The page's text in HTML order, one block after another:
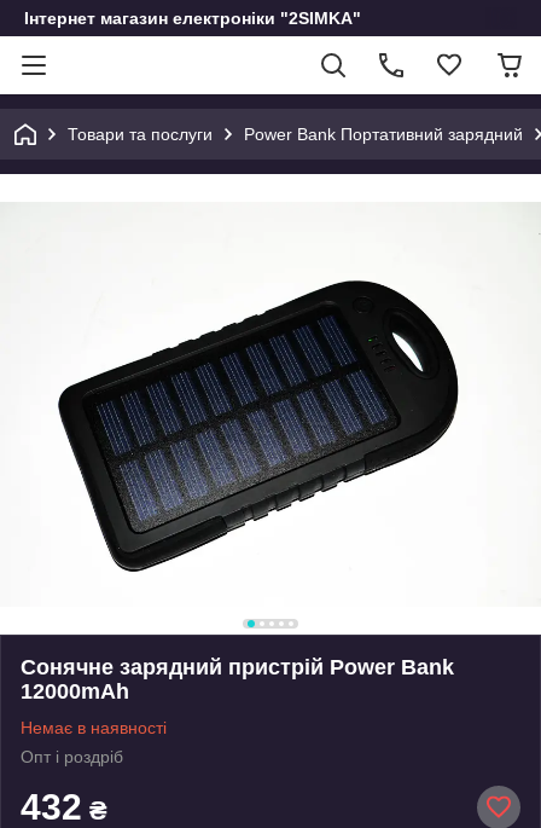
Інтернет магазин електроніки "2SIMKA"
Товари та послуги Power Bank Портативний зарядний
Сонячне зарядний пристрій Power Bank
12000mAh
Немає в наявності
Опт і роздріб
432 ₴